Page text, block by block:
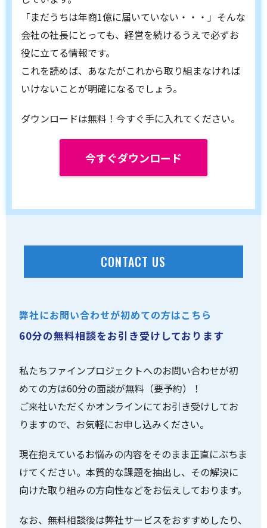
「まだうちは年商1億に届いていない・・・」そんな
会社の社長にとっても、経営を続けるうえで必ずお
役に立てる情報です。
これを読めば、あなたがこれから取り組まなければ
いけないことが明確になるでしょう。
ダウンロードは無料！今すぐ手に入れてください。
今すぐダウンロード
CONTACT US
弊社にお問い合わせが初めての方はこちら
60分の無料相談をお引き受けしております
私たちファインプロジェクトへのお問い合わせが初
めての方は60分の面談が無料（要予約）！
ご来社いただくかオンラインにてお引き受けしてお
りますので、お気軽にお申し込みください。
現在抱えているお悩みの内容をそのまま正直にぶちま
けてください。本質的な課題を抽出し、その解決に
向けた取り組みの方向性などをお伝えしております。
なお、無料相談後は弊社サービスをおすすめしたり、